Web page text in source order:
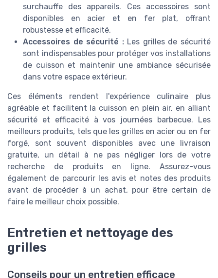
surchauffe des appareils. Ces accessoires sont
disponibles en acier et en fer plat, offrant
robustesse et efficacité.
Accessoires de sécurité :Les grilles de sécurité
sont indispensables pour protéger vos installations
de cuisson et maintenir une ambiance sécurisée
dans votre espace extérieur.
Ces éléments rendent l'expérience culinaire plus
agréable et facilitent la cuisson en plein air, en alliant
sécurité et efficacité à vos journées barbecue. Les
meilleurs produits, tels que les grilles en acier ou en fer
forgé, sont souvent disponibles avec une livraison
gratuite, un détail à ne pas négliger lors de votre
recherche de produits en ligne. Assurez-vous
également de parcourir les avis et notes des produits
avant de procéder à un achat, pour être certain de
faire le meilleur choix possible.
Entretien et nettoyage des
grilles
Conseils pour un entretien efficace